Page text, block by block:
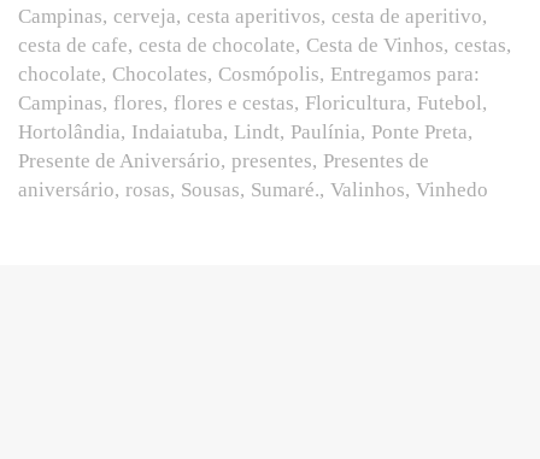
Campinas cerveja cesta aperitivos cesta de aperitivo
cesta de cafe cesta de chocolate Cesta de Vinhos cestas
chocolate Chocolates Cosmópolis Entregamos para:
Campinas flores flores e cestas Floricultura Futebol
Hortolândia Indaiatuba Lindt Paulínia Ponte Preta
Presente de Aniversário presentes Presentes de
aniversário rosas Sousas Sumaré. Valinhos Vinhedo